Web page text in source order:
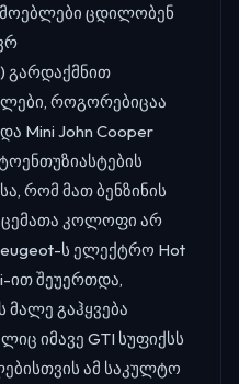
ცდილობენ
გარდაქმნით
როგორებიცაა
Mini John Cooper
რომ მათ ბენზინის
კოლოფი არ
ს ელექტრო Hot
ით შეუერთდა,
მალე გაჰყვება
იმავე GTI სუფიქსს
ამ საკულტო